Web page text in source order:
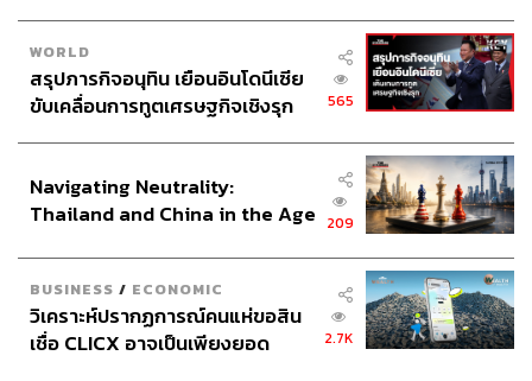
WORLD
สรุปภารกิจอนุทิน เยือนอินโดนีเซีย
ขับเคลื่อนการทูตเศรษฐกิจเชิงรุก
565
Navigating Neutrality:
Thailand and China in the Age
209
BUSINESS / ECONOMIC
วิเคราะห์ปรากฏการณ์คนแห่ขอสิน
เชื่อ CLICX อาจเป็นเพียงยอด
2.7K